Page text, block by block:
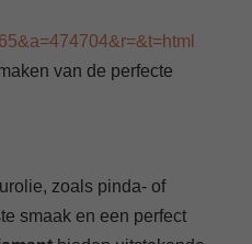
van de perfecte
zoals pinda- of
smaak en een perfect